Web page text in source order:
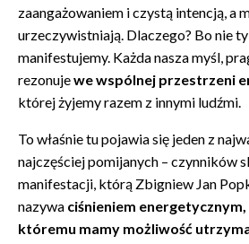
zaangażowaniem i czystą intencją, a
urzeczywistniają. Dlaczego? Bo nie
manifestujemy. Każda nasza myśl,
rezonujewe wspólnej przestrzeni
której żyjemy razem z innymi ludźmi.
To właśnie tu pojawia się jeden z
najczęściej pomijanych – czynników
manifestacji, którą Zbigniew Jan
nazywa ciśnieniem
któremu mamy możliwość